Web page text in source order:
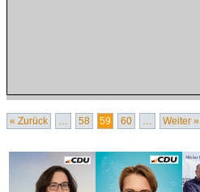
« Zurück 58 59 60 Weiter »